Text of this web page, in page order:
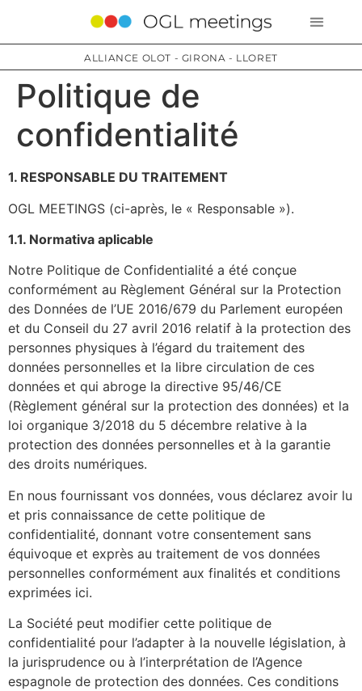
ALLIANCE OLOT - GIRONA - LLORET
Politique de
confidentialité
1. RESPONSABLE DU TRAITEMENT
OGL MEETINGS (ci-après, le « Responsable »).
1.1. Normativa aplicable
Notre Politique de Confidentialité a été conçue
conformément au Règlement Général sur la Protection
des Données de l’UE 2016/679 du Parlement européen
et du Conseil du 27 avril 2016 relatif à la protection des
personnes physiques à l’égard du traitement des
données personnelles et la libre circulation de ces
données et qui abroge la directive 95/46/CE
(Règlement général sur la protection des données) et la
loi organique 3/2018 du 5 décembre relative à la
protection des données personnelles et à la garantie
des droits numériques.
En nous fournissant vos données, vous déclarez avoir lu
et pris connaissance de cette politique de
confidentialité, donnant votre consentement sans
équivoque et exprès au traitement de vos données
personnelles conformément aux finalités et conditions
exprimées ici.
La Société peut modifier cette politique de
confidentialité pour l’adapter à la nouvelle législation, à
la jurisprudence ou à l’interprétation de l’Agence
espagnole de protection des données. Ces conditions